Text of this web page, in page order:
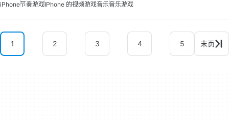
iPhone节奏游戏IPhone 的视频游戏音乐音乐游戏
1 2 3 4 5 末页